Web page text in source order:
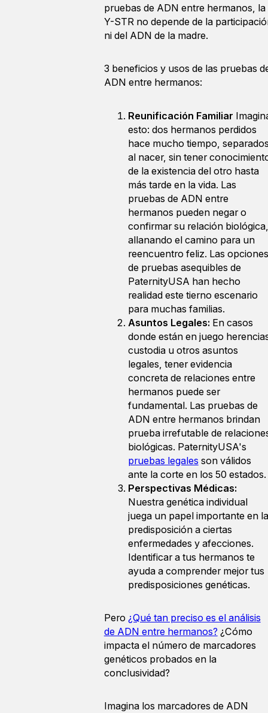
pruebas de ADN entre hermanos, la
Y-STR no depende de la
ni del ADN de la madre.
3 beneficios y usos de las pruebas
ADN entre hermanos:
Reunificación Familiar
esto: dos hermanos perdidos
hace mucho tiempo,
al nacer, sin tener
de la existencia del otro hasta
más tarde en la vida. Las
pruebas de ADN entre
hermanos pueden negar o
confirmar su relación biológica,
allanando el camino para un
reencuentro feliz. Las opciones
de pruebas asequibles de
PaternityUSA han hecho
realidad este tierno escenario
para muchas familias.
Asuntos Legales: En casos
donde están en juego
custodia u otros asuntos
legales, tener evidencia
concreta de relaciones entre
hermanos puede ser
fundamental. Las pruebas de
ADN entre hermanos brindan
prueba irrefutable de
biológicas. PaternityUSA's
pruebas legales son válidos
ante la corte en los 50 estados.
Perspectivas Médicas:
Nuestra genética individual
juega un papel importante en la
predisposición a ciertas
enfermedades y afecciones.
Identificar a tus hermanos te
ayuda a comprender mejor tus
predisposiciones genéticas.
Pero ¿Qué tan preciso es el análisis
de ADN entre hermanos? ¿Cómo
impacta el número de marcadores
genéticos probados en la
conclusividad?
Imagina los marcadores de ADN